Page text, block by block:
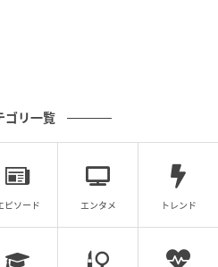
、2名9,700円/泊～
や家族でそれぞれのベッド
い客室です。
光の拠点や短期滞在に必要
ています。
ゴリ一覧
ピソード エンタメ トレンド